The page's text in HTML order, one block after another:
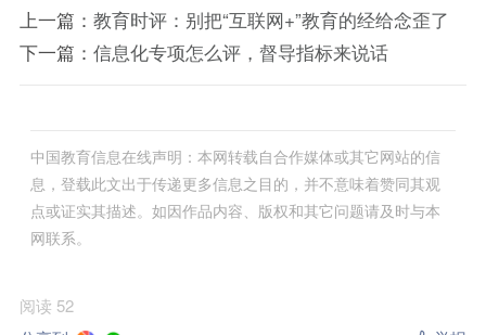
上一篇： 教育时评：别把“互联网+”教育的经给念歪了
下一篇： 信息化专项怎么评，督导指标来说话
中国教育信息在线声明：本网转载自合作媒体或其它网站的信
息，登载此文出于传递更多信息之目的，并不意味着赞同其观
点或证实其描述。如因作品内容、版权和其它问题请及时与本
网联系。
阅读 52